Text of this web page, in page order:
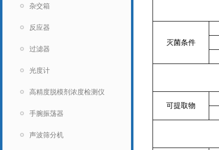
杂交箱
反应器
过滤器
光度计
高精度脱模剂浓度检测仪
手腕振荡器
声波筛分机
灭菌条件
可提取物